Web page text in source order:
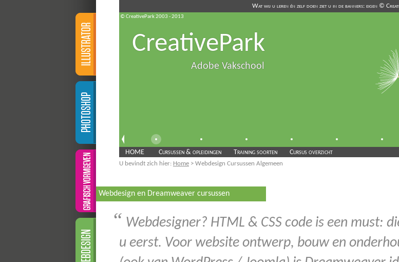
Wat wij u leren én zelf doen ziet u in de banners: eigen ©
© CreativePark 2003 - 2013
CreativePark
Adobe Vakschool
HOME Cursussen & opleidingen Training soorten Cursus overzicht
U bevindt zich hier: Home > Webdesign Cursussen Algemeen
Webdesign en Dreamweaver cursussen
“ Webdesigner? HTML & CSS code is een must:
u eerst. Voor website ontwerp, bouw en